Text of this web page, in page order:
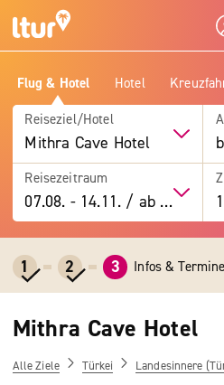
Flug & Hotel Hotel
Reiseziel/Hotel
Mithra Cave Hotel
Reisezeitraum
07.08. -14.11. / ab 7 Tage
1 2 3 Infos & Termine
Mithra Cave Hotel
Alle Ziele Türkei Landesinnere